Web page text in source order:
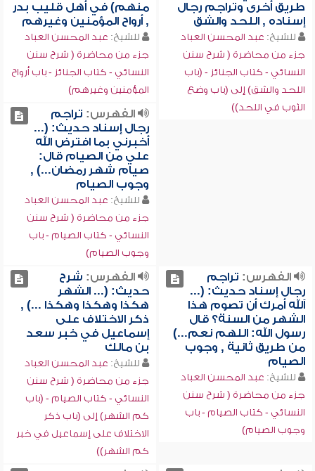
طريق أخرى وتراجم رجال
إسناده , اللحد والشق
للشيخ: عبد المحسن العباد
جزء من محاضرة ( شرح سنن
النسائي - كتاب الجنائز - (باب
اللحد والشق) إلى (باب وضع
الثوب في اللحد))
منهم) في أهل قليب بدر
, أرواح المؤمنين وغيرهم
للشيخ: عبد المحسن العباد
جزء من محاضرة ( شرح سنن
النسائي - كتاب الجنائز - باب أرواح
المؤمنين وغيرهم)
الفهرس: تراجم
رجال إسناد حديث: (...
أخبرني بما افترض الله
علي من الصيام قال:
صيام شهر رمضان...) ,
وجوب الصيام
للشيخ: عبد المحسن العباد
جزء من محاضرة ( شرح سنن
النسائي - كتاب الصيام - باب
وجوب الصيام)
الفهرس: تراجم
رجال إسناد حديث: (...
آلله أمرك أن تصوم هذا
الشهر من السنة؟ قال
رسول الله: اللهم نعم...)
من طريق ثانية , وجوب
الصيام
للشيخ: عبد المحسن العباد
جزء من محاضرة ( شرح سنن
النسائي - كتاب الصيام - باب
وجوب الصيام)
الفهرس: شرح
حديث: (... الشهر
هكذا وهكذا وهكذا ...) ,
ذكر الاختلاف على
إسماعيل في خبر سعد
بن مالك
للشيخ: عبد المحسن العباد
جزء من محاضرة ( شرح سنن
النسائي - كتاب الصيام - (باب
كم الشهر) إلى (باب ذكر
الاختلاف على إسماعيل في خبر
كم الشهر))